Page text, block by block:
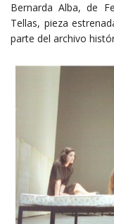
Bernarda Alba, de
Tellas, pieza
parte del archivo